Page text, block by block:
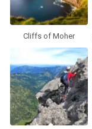
Cliffs of Moher